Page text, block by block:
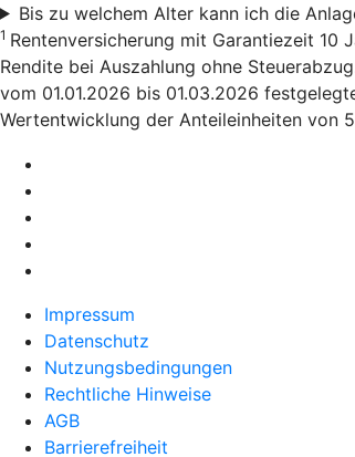
Bis zu welchem Alter kann ich die
1 Rentenversicherung mit Garantiezeit 10
Rendite bei Auszahlung ohne
vom 01.01.2026 bis 01.03.2026
Wertentwicklung der Anteileinheiten von
Impressum
Datenschutz
Nutzungsbedingungen
Rechtliche Hinweise
AGB
Barrierefreiheit